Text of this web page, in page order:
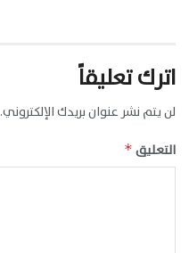
اترك تعليقاً
لن يتم نشر عنوان بريدك الإلكتروني.
التعليق *